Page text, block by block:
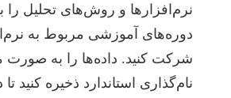
نرم‌افزارها و روش‌های تحلیل را
دوره‌های آموزشی مربوط به
شرکت کنید. داده‌ها را به صورت منظم و
نام‌گذاری استاندارد ذخیره کنید تا در